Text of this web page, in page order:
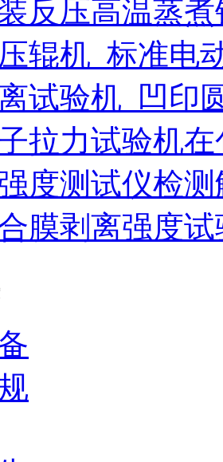
反压高温蒸
辊机_标准电
试验机_凹印
拉力试验机
度测试仪检
膜剥离强度